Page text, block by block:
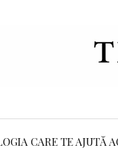
CARE TE AJUTĂ